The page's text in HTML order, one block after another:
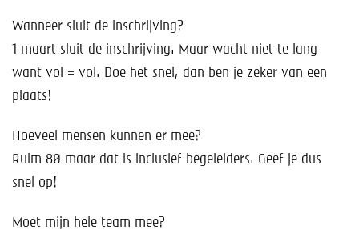
Wanneer sluit de inschrijving?
1 maart sluit de inschrijving. Maar wacht niet te lang
want vol = vol. Doe het snel, dan ben je zeker van een
plaats!
Hoeveel mensen kunnen er mee?
Ruim 80 maar dat is inclusief begeleiders. Geef je dus
snel op!
Moet mijn hele team mee?